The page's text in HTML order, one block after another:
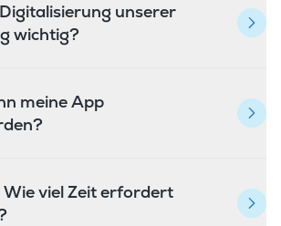
unserer
wichtig?
meine App
viel Zeit erfordert